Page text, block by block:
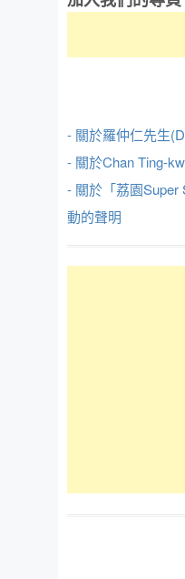
- 關於羅仲仁先生
- 關於Chan Ting-
- 關於「荔園Super
動的聲明